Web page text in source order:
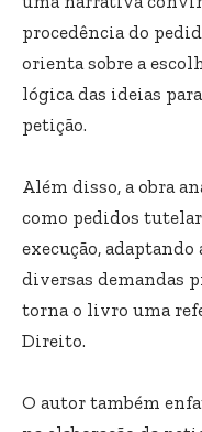
procedência do
orienta sobre a
lógica das ideias
petição.
Além disso, a obra
como pedidos
execução,
diversas demandas
torna o livro uma
Direito.
O autor também